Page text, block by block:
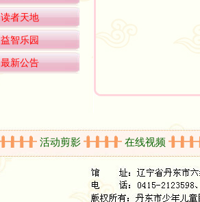
读者天地
益智乐园
最新公告
活动剪影 在线视频